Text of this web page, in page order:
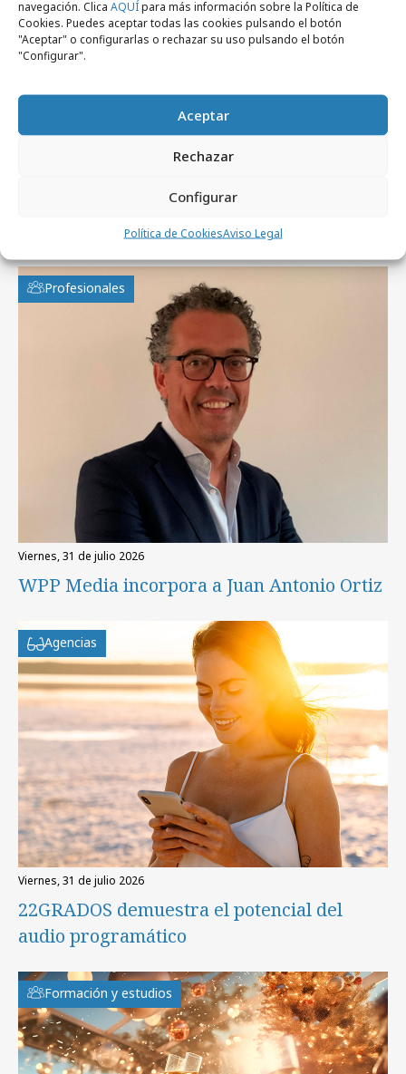
navegación. Clica AQUÍpara más información sobre la Política de
Cookies. Puedes aceptar todas las cookies pulsando el botón
"Aceptar" o configurarlas o rechazar su uso pulsando el botón
"Configurar".
Aceptar
Rechazar
Configurar
Política de CookiesAviso Legal
martes, 16 de julio 2024
basada en Smart Targeting
Artículos recientes
Profesionales
viernes, 31 de julio 2026
WPP Media incorpora a Juan Antonio Ortiz
Agencias
viernes, 31 de julio 2026
22GRADOS demuestra el potencial del
audio programático
Formación y estudios